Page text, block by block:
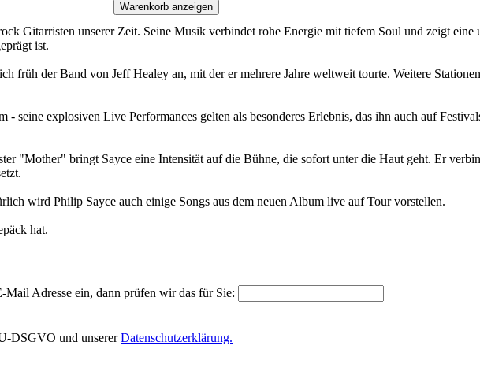
Warenkorb anzeigen
Gitarristen unserer Zeit. Seine Musik verbindet rohe Energie mit tiefem Soul und zeigt
ist.
früh der Band von Jeff Healey an, mit der er mehrere Jahre weltweit tourte. Weitere
- seine explosiven Live Performances gelten als besonderes Erlebnis, das ihn auch auf
"Mother" bringt Sayce eine Intensität auf die Bühne, die sofort unter die Haut geht. Er
wird Philip Sayce auch einige Songs aus dem neuen Album live auf Tour vorstellen.
hat.
Adresse ein, dann prüfen wir das für Sie:
DSGVO und unsererDatenschutzerklärung.